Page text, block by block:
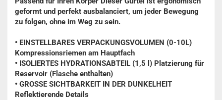
geformt und perfekt ausbalanciert, um jeder Bewegung
zu folgen, ohne im Weg zu sein.
• EINSTELLBARES VERPACKUNGSVOLUMEN (0-10L)
Kompressionsriemen am Hauptfach
• ISOLIERTES HYDRATIONSABTEIL (1,5 l) Platzierung für
Reservoir (Flasche enthalten)
• GROSSE SICHTBARKEIT IN DER DUNKELHEIT
Reflektierende Details